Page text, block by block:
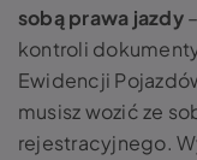
sobą prawa jazdy
kontroli
Ewidencji
musisz wozić ze
rejestracyjnego.